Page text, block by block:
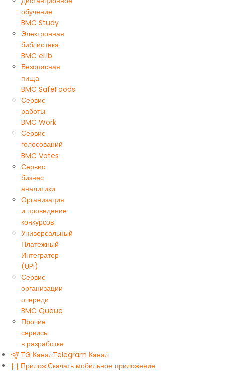
обучение
BMC Study
Электронная
библиотека
BMC eLib
Безопасная
пища
BMC SafeFoods
Сервис
работы
BMC Work
Сервис
голосований
BMC Votes
Сервис
бизнес
аналитики
Организация
и проведение
конкурсов
Универсальный
Платежный
Интегратор
(UPI)
Сервис
организации
очереди
BMC Queue
Прочие
сервисы
в разработке
TG КаналTelegram Канал
Прилож.Скачать мобильное приложение